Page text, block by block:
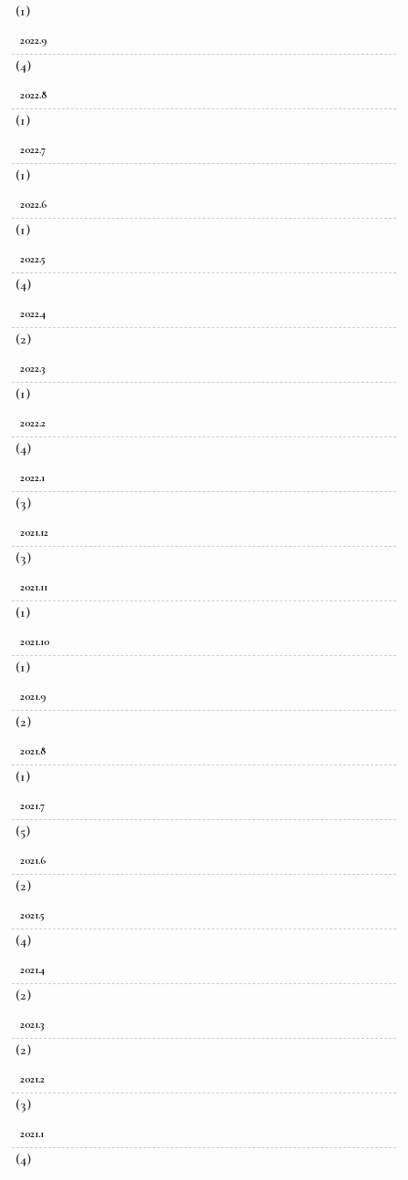
(1)
2022.9
(4)
2022.8
(1)
2022.7
(1)
2022.6
(1)
2022.5
(4)
2022.4
(2)
2022.3
(1)
2022.2
(4)
2022.1
(3)
2021.12
(3)
2021.11
(1)
2021.10
(1)
2021.9
(2)
2021.8
(1)
2021.7
(5)
2021.6
(2)
2021.5
(4)
2021.4
(2)
2021.3
(2)
2021.2
(3)
2021.1
(4)